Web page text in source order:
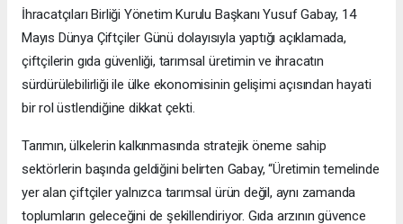
İhracatçıları Birliği Yönetim Kurulu Başkanı Yusuf Gabay, 14
Mayıs Dünya Çiftçiler Günü dolayısıyla yaptığı açıklamada,
çiftçilerin gıda güvenliği, tarımsal üretimin ve ihracatın
sürdürülebilirliği ile ülke ekonomisinin gelişimi açısından hayati
bir rol üstlendiğine dikkat çekti.
Tarımın, ülkelerin kalkınmasında stratejik öneme sahip
sektörlerin başında geldiğini belirten Gabay, “Üretimin temelinde
yer alan çiftçiler yalnızca tarımsal ürün değil, aynı zamanda
toplumların geleceğini de şekillendiriyor. Gıda arzının güvence